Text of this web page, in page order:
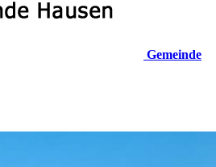
Gemeinde